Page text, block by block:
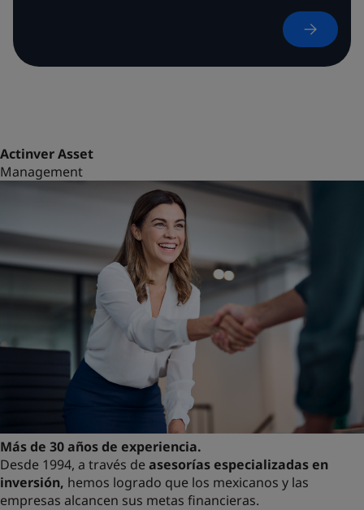
Renta
Variable
Actinver Asset
Management
Más de 30 años de experiencia.
Desde 1994, a través de asesorías especializadas en
inversión, hemos logrado que los mexicanos y las
empresas alcancen sus metas financieras.